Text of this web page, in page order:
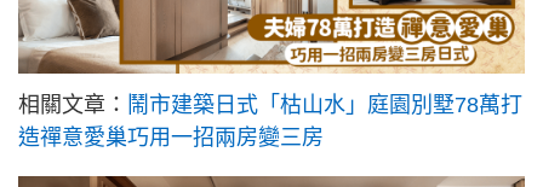
相關文章： 鬧市建築日式「枯山水」庭園別墅78萬打
造禪意愛巢巧用一招兩房變三房